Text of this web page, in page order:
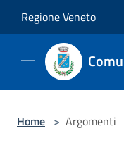
Regione Veneto
Home > Argomenti